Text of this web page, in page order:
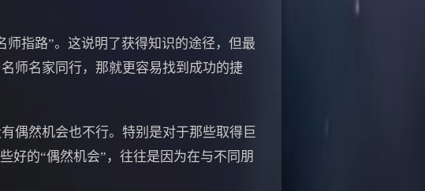
指路”。这说明了获得知识的途径，但最
师名家同行，那就更容易找到成功的捷
然机会也不行。特别是对于那些取得巨
好的“偶然机会”，往往是因为在与不同朋